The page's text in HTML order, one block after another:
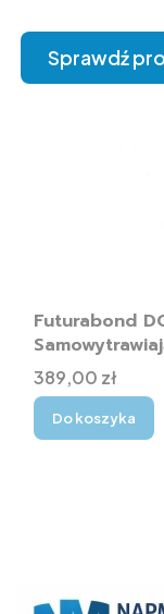
Sprawdź
Futurabond
szkliwa
Cena
389,00 zł
Do koszyka